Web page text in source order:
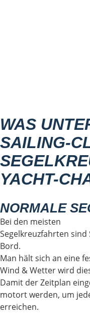
WAS
SAILING-
YACHT-
NORMALE
Bei den meisten
Segelkreuzfahrten
Bord.
Man hält sich an eine
Wind & Wetter wird
Damit der Zeitplan
motort werden, um
erreichen.